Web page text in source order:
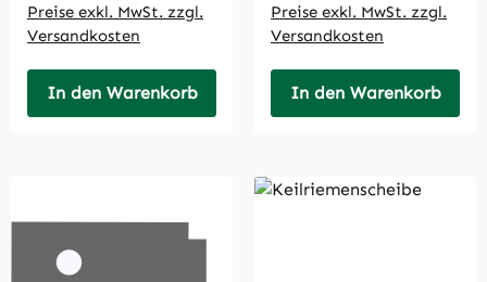
Preise exkl. MwSt. zzgl.
Versandkosten
In den Warenkorb
Preise exkl. MwSt. zzgl.
Versandkosten
In den Warenkorb